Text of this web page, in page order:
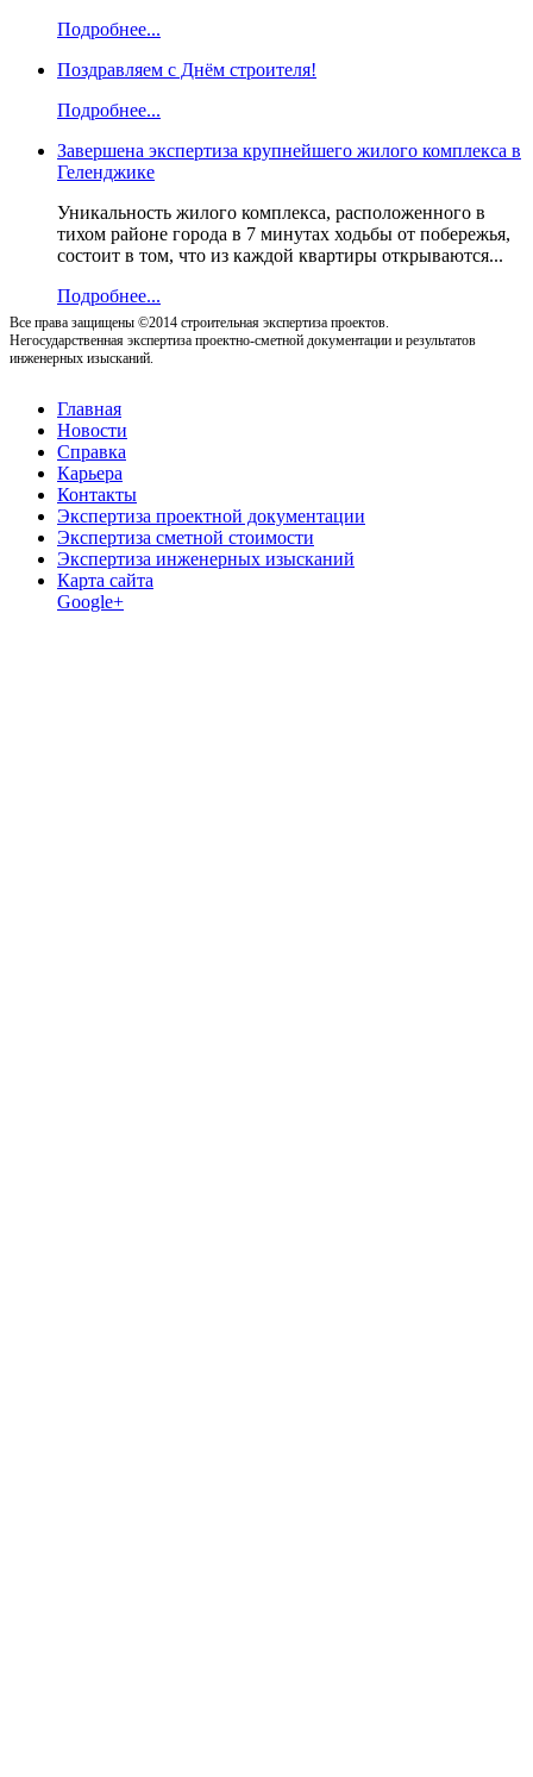
Подробнее...
Поздравляем с Днём строителя!
Подробнее...
Завершена экспертиза крупнейшего жилого комплекса в
Геленджике
Уникальность жилого комплекса, расположенного в
тихом районе города в 7 минутах ходьбы от побережья,
состоит в том, что из каждой квартиры открываются...
Подробнее...
Все права защищены ©2014 строительная экспертиза проектов.
Негосударственная экспертиза проектно-сметной документации и результатов
инженерных изысканий.
Главная
Новости
Справка
Карьера
Контакты
Экспертиза проектной документации
Экспертиза сметной стоимости
Экспертиза инженерных изысканий
Карта сайта
Google+